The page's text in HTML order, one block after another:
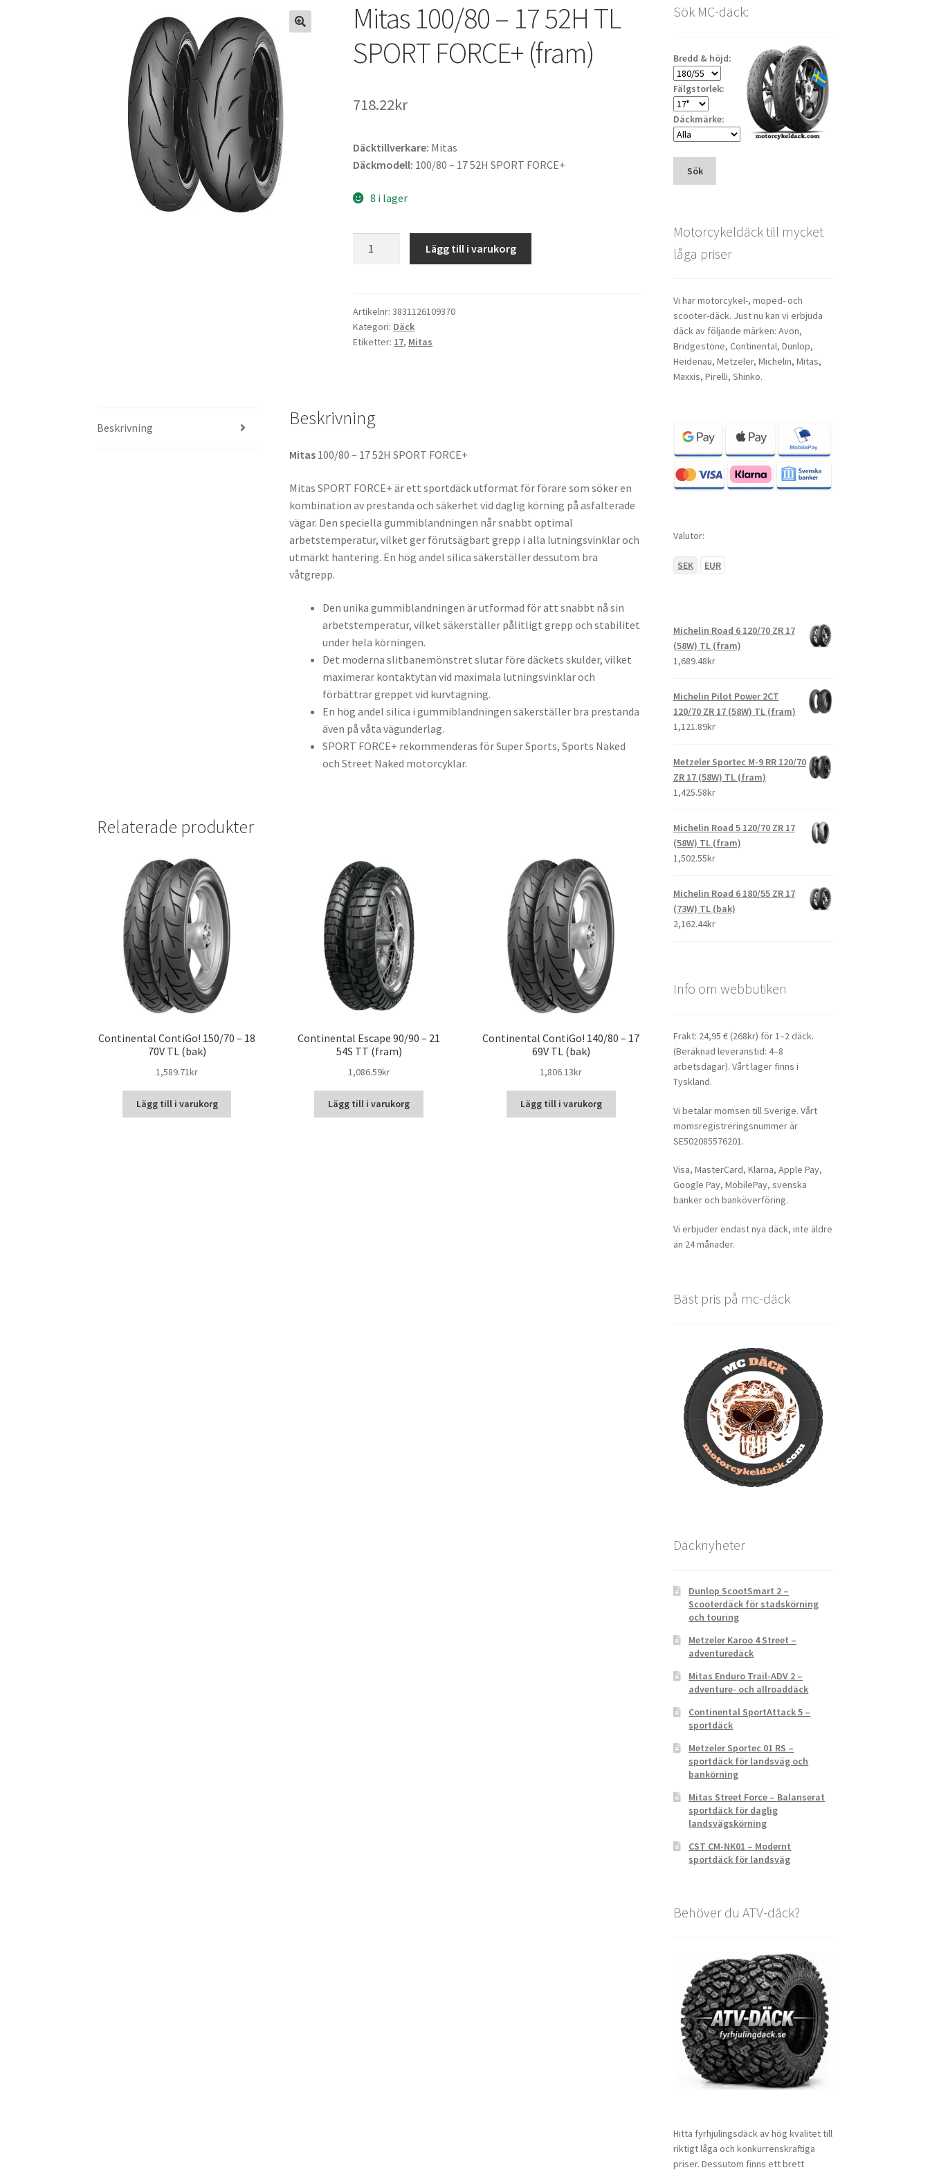
Mitas 100/80 – 17 52H TL
SPORT FORCE+ (fram)
718.22kr
Däcktillverkare: Mitas
Däckmodell: 100/80 – 17 52H SPORT FORCE+
8 i lager
52H
TL
SPORT
Lägg till i varukorg
Artikelnr:3831126109370
Kategori: Däck
Etiketter: 17, Mitas
Beskrivning Beskrivning
Mitas 100/80 – 17 52H SPORT FORCE+
Mitas SPORT FORCE+ är ett sportdäck utformat för förare som söker en
kombination av prestanda och säkerhet vid daglig körning på asfalterade
vägar. Den speciella gummiblandningen når snabbt optimal
arbetstemperatur, vilket ger förutsägbart grepp i alla lutningsvinklar och
utmärkt hantering. En hög andel silica säkerställer dessutom bra
våtgrepp.
Den unika gummiblandningen är utformad för att snabbt nå sin
arbetstemperatur, vilket säkerställer pålitligt grepp och stabilitet
under hela körningen.
Det moderna slitbanemönstret slutar före däckets skulder, vilket
maximerar kontaktytan vid maximala lutningsvinklar och
förbättrar greppet vid kurvtagning.
En hög andel silica i gummiblandningen säkerställer bra prestanda
även på våta vägunderlag.
SPORT FORCE+ rekommenderas för Super Sports, Sports Naked
och Street Naked motorcyklar.
Relaterade produkter
Continental ContiGo! 150/70 – 18
70V TL (bak)
1,589.71kr
Lägg till i varukorg
Continental Escape 90/90 – 21
54S TT (fram)
1,086.59kr
Lägg till i varukorg
Continental ContiGo! 140/80 – 17
69V TL (bak)
1,806.13kr
Lägg till i varukorg
Sök MC-däck:
Bredd & höjd:
Fälgstorlek:
Däckmärke:
Sök
Motorcykeldäck till mycket
låga priser
Vi har motorcykel-, moped- och
scooter-däck. Just nu kan vi erbjuda
däck av följande märken: Avon,
Bridgestone, Continental, Dunlop,
Heidenau, Metzeler, Michelin, Mitas,
Maxxis, Pirelli, Shinko.
Valutor:
SEK EUR
Michelin Road 6 120/70 ZR 17
(58W) TL (fram)
1,689.48kr
Michelin Pilot Power 2CT
120/70 ZR 17 (58W) TL (fram)
1,121.89kr
Metzeler Sportec M-9 RR 120/70
ZR 17 (58W) TL (fram)
1,425.58kr
Michelin Road 5 120/70 ZR 17
(58W) TL (fram)
1,502.55kr
Michelin Road 6 180/55 ZR 17
(73W) TL (bak)
2,162.44kr
Info om webbutiken
Frakt: 24,95 € (268kr) för 1–2 däck.
(Beräknad leveranstid: 4–8
arbetsdagar). Vårt lager finns i
Tyskland.
Vi betalar momsen till Sverige. Vårt
momsregistreringsnummer är
SE502085576201.
Visa, MasterCard, Klarna, Apple Pay,
Google Pay, MobilePay, svenska
banker och banköverföring.
Vi erbjuder endast nya däck, inte äldre
än 24 månader.
Bäst pris på mc-däck
Däcknyheter
Dunlop ScootSmart 2 –
Scooterdäck för stadskörning
och touring
Metzeler Karoo 4 Street –
adventuredäck
Mitas Enduro Trail-ADV 2 –
adventure- och allroaddäck
Continental SportAttack 5 –
sportdäck
Metzeler Sportec 01 RS –
sportdäck för landsväg och
bankörning
Mitas Street Force – Balanserat
sportdäck för daglig
landsvägskörning
CST CM-NK01 – Modernt
sportdäck för landsväg
Behöver du ATV-däck?
Hitta fyrhjulingsdäck av hög kvalitet till
riktigt låga och konkurrenskraftiga
priser. Dessutom finns ett brett